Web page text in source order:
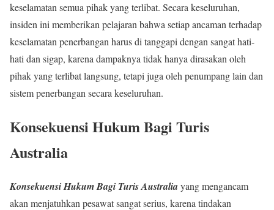
keselamatan semua pihak yang terlibat. Secara keseluruhan,
insiden ini memberikan pelajaran bahwa setiap ancaman terhadap
keselamatan penerbangan harus di tanggapi dengan sangat hati-
hati dan sigap, karena dampaknya tidak hanya dirasakan oleh
pihak yang terlibat langsung, tetapi juga oleh penumpang lain dan
sistem penerbangan secara keseluruhan.
Konsekuensi Hukum Bagi Turis
Australia
Konsekuensi Hukum Bagi Turis Australiayang mengancam
akan menjatuhkan pesawat sangat serius, karena tindakan